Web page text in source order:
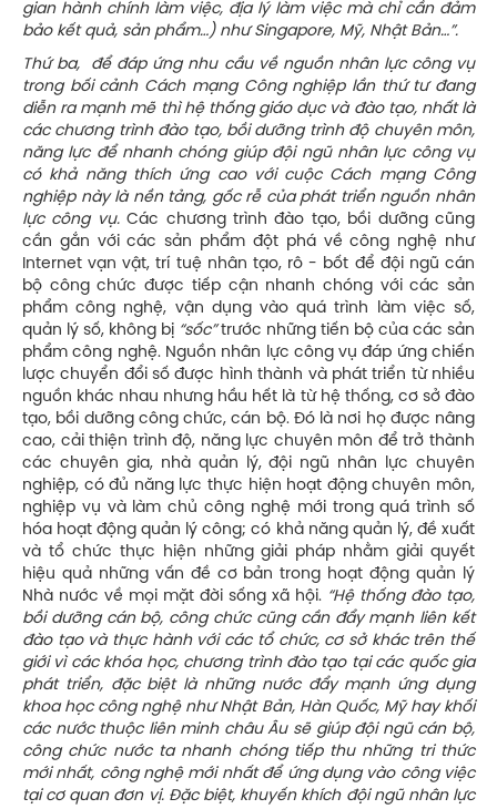
gian hành chính làm việc, địa lý làm việc mà chỉ cần đảm
bảo kết quả, sản phẩm…) như Singapore, Mỹ, Nhật Bản…”.
Thứ ba, để đáp ứng nhu cầu về nguồn nhân lực công vụ
trong bối cảnh Cách mạng Công nghiệp lần thứ tư đang
diễn ra mạnh mẽ thì hệ thống giáo dục và đào tạo, nhất là
các chương trình đào tạo, bồi dưỡng trình độ chuyên môn,
năng lực để nhanh chóng giúp đội ngũ nhân lực công vụ
có khả năng thích ứng cao với cuộc Cách mạng Công
nghiệp này là nền tảng, gốc rễ của phát triển nguồn nhân
lực công vụ.Các chương trình đào tạo, bồi dưỡng cũng
cần gắn với các sản phẩm đột phá về công nghệ như
Internet vạn vật, trí tuệ nhân tạo, rô - bốt để đội ngũ cán
bộ công chức được tiếp cận nhanh chóng với các sản
phẩm công nghệ, vận dụng vào quá trình làm việc số,
quản lý số, không bị “sốc”trước những tiến bộ của các sản
phẩm công nghệ. Nguồn nhân lực công vụ đáp ứng chiến
lược chuyển đổi số được hình thành và phát triển từ nhiều
nguồn khác nhau nhưng hầu hết là từ hệ thống, cơ sở đào
tạo, bồi dưỡng công chức, cán bộ. Đó là nơi họ được nâng
cao, cải thiện trình độ, năng lực chuyên môn để trở thành
các chuyên gia, nhà quản lý, đội ngũ nhân lực chuyên
nghiệp, có đủ năng lực thực hiện hoạt động chuyên môn,
nghiệp vụ và làm chủ công nghệ mới trong quá trình số
hóa hoạt động quản lý công; có khả năng quản lý, đề xuất
và tổ chức thực hiện những giải pháp nhằm giải quyết
hiệu quả những vấn đề cơ bản trong hoạt động quản lý
Nhà nước về mọi mặt đời sống xã hội. “Hệ thống đào tạo,
bồi dưỡng cán bộ, công chức cũng cần đẩy mạnh liên kết
đào tạo và thực hành với các tổ chức, cơ sở khác trên thế
giới vì các khóa học, chương trình đào tạo tại các quốc gia
phát triển, đặc biệt là những nước đẩy mạnh ứng dụng
khoa học công nghệ như Nhật Bản, Hàn Quốc, Mỹ hay khối
các nước thuộc liên minh châu Âu sẽ giúp đội ngũ cán bộ,
công chức nước ta nhanh chóng tiếp thu những tri thức
mới nhất, công nghệ mới nhất để ứng dụng vào công việc
tại cơ quan đơn vị. Đặc biệt, khuyến khích đội ngũ nhân lực